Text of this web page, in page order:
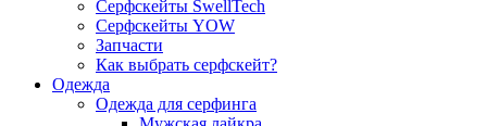
Серфскейты SwellTech
Серфскейты YOW
Запчасти
Как выбрать серфскейт?
Одежда
Одежда для серфинга